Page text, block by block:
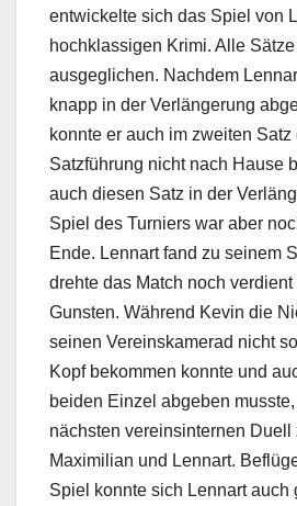
entwickelte sich das Spiel von
hochklassigen Krimi. Alle
ausgeglichen. Nachdem
knapp in der Verlängerung
konnte er auch im zweiten Satz
Satzführung nicht nach Hause
auch diesen Satz in der
Spiel des Turniers war aber
Ende. Lennart fand zu seinem
drehte das Match noch
Gunsten. Während Kevin die
seinen Vereinskamerad nicht
Kopf bekommen konnte und
beiden Einzel abgeben
nächsten vereinsinternen Duell
Maximilian und Lennart.
Spiel konnte sich Lennart auch